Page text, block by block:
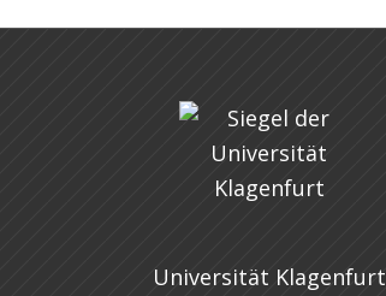
Universität Klagenfurt